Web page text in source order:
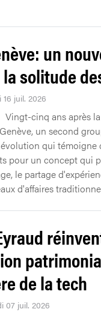
un
solitude
16 juil. 2026
Vingt-cinq ans après
un second
qui témoigne
pour un concept qui
le partage
d'affaires
de la tech
07 juil. 2026